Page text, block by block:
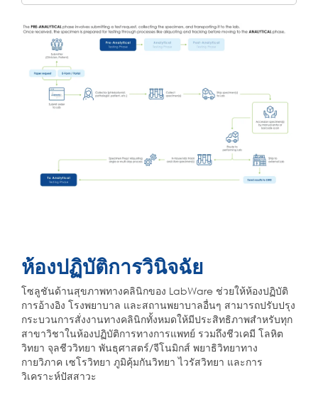
ห้องปฏิบัติการวินิจฉัย
โซลูชันด้านสุขภาพทางคลินิกของ LabWare ช่วยให้ห้องปฏิบัติ
การอ้างอิง โรงพยาบาล และสถานพยาบาลอื่นๆ สามารถปรับปรุง
กระบวนการสั่งงานทางคลินิกทั้งหมดให้มีประสิทธิภาพสำหรับทุก
สาขาวิชาในห้องปฏิบัติการทางการแพทย์ รวมถึงชีวเคมี โลหิต
วิทยา จุลชีววิทยา พันธุศาสตร์/จีโนมิกส์ พยาธิวิทยาทาง
กายวิภาค เซโรวิทยา ภูมิคุ้มกันวิทยา ไวรัสวิทยา และการ
วิเคราะห์ปัสสาวะ